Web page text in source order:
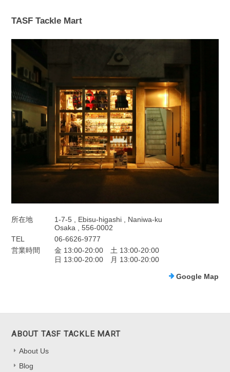
TASF Tackle Mart
所在地
1-7-5 , Ebisu-higashi , Naniwa-ku
Osaka , 556-0002
TEL
06-6626-9777
営業時間
金 13:00-20:00 土 13:00-20:00
日 13:00-20:00 月 13:00-20:00
Google Map
ABOUT TASF TACKLE MART
About Us
Blog